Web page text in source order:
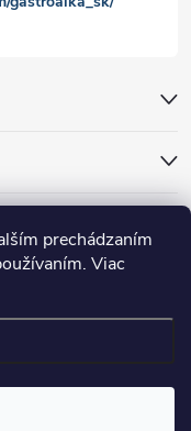
prechádzaním
Viac
práva vyhradené.